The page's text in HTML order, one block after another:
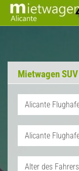
Mietwagen